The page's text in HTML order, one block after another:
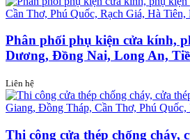
Phân phối phụ kiện cửa kính,
Dương, Đồng Nai, Long An,
Liên hệ
Thi công cửa thép chống cháy,